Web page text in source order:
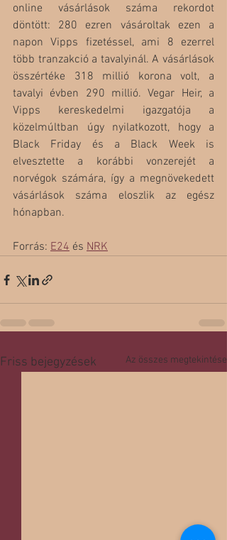
online vásárlások száma rekordot
döntött: 280 ezren vásároltak ezen a
napon Vipps fizetéssel, ami 8 ezerrel
több tranzakció a tavalyinál. A vásárlások
összértéke 318 millió korona volt, a
tavalyi évben 290 millió. Vegar Heir, a
Vipps kereskedelmi igazgatója a
közelmúltban úgy nyilatkozott, hogy a
Black Friday és a Black Week is
elvesztette a korábbi vonzerejét a
norvégok számára, így a megnövekedett
vásárlások száma eloszlik az egész
hónapban.
Forrás: E24 és NRK
Friss bejegyzések Az összes megtekintése